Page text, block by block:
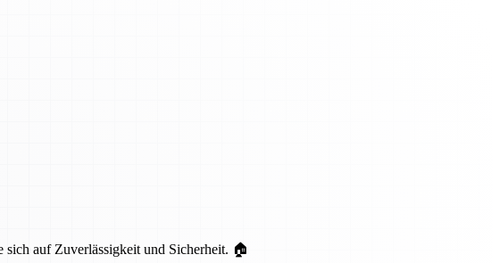
sich auf Zuverlässigkeit und Sicherheit. 🏠